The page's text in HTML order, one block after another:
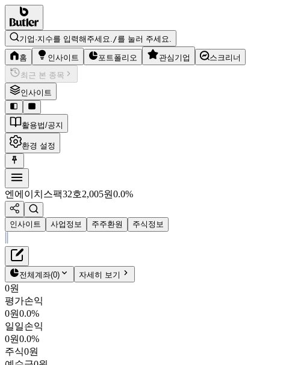
기업·지수를 입력해주세요./를 눌러 주세요.
홈 인사이트 포트폴리오 관심기업
스크리너
최근 본 종목
인사이트
활용법/공지
환경 설정
엔에이치스팩32호2,005원0.0%
인사이트 사업정보 주주환원 주식정보
재무정보
주주환원
주식정보
전체계좌(0) 자세히 보기
0원
평가손익
0원0.0%
일일손익
0원0.0%
주식0원